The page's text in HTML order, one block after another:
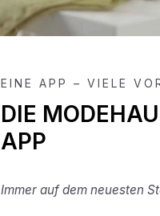
EINE APP – VIELE
DIE
APP
Immer auf dem neuesten